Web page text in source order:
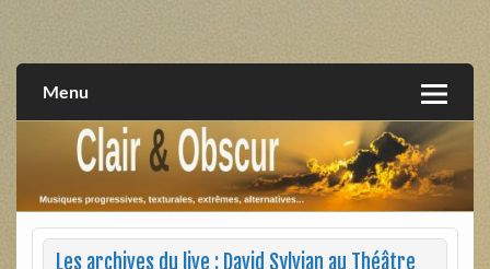
extrêmes, alternatives, texturales
Menu
Les archives du live : David Sylvian au Théâtre